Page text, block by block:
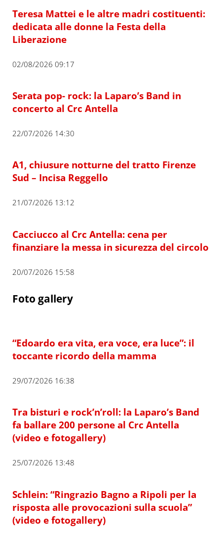
Teresa Mattei e le altre madri costituenti:
dedicata alle donne la Festa della
Liberazione
02/08/2026 09:17
Serata pop- rock: la Laparo’s Band in
concerto al Crc Antella
22/07/2026 14:30
A1, chiusure notturne del tratto Firenze
Sud – Incisa Reggello
21/07/2026 13:12
Cacciucco al Crc Antella: cena per
finanziare la messa in sicurezza del circolo
20/07/2026 15:58
Foto gallery
“Edoardo era vita, era voce, era luce”: il
toccante ricordo della mamma
29/07/2026 16:38
Tra bisturi e rock’n’roll: la Laparo’s Band
fa ballare 200 persone al Crc Antella
(video e fotogallery)
25/07/2026 13:48
Schlein: “Ringrazio Bagno a Ripoli per la
risposta alle provocazioni sulla scuola”
(video e fotogallery)